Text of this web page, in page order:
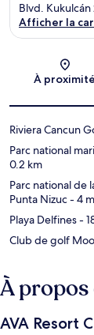
Blvd.
Afficher la
À proximité
Riviera Cancun
Parc national
0.2 km
Parc national de
Punta Nizuc- 4
Playa Delfines-
Club de golf
À
AVA Resort